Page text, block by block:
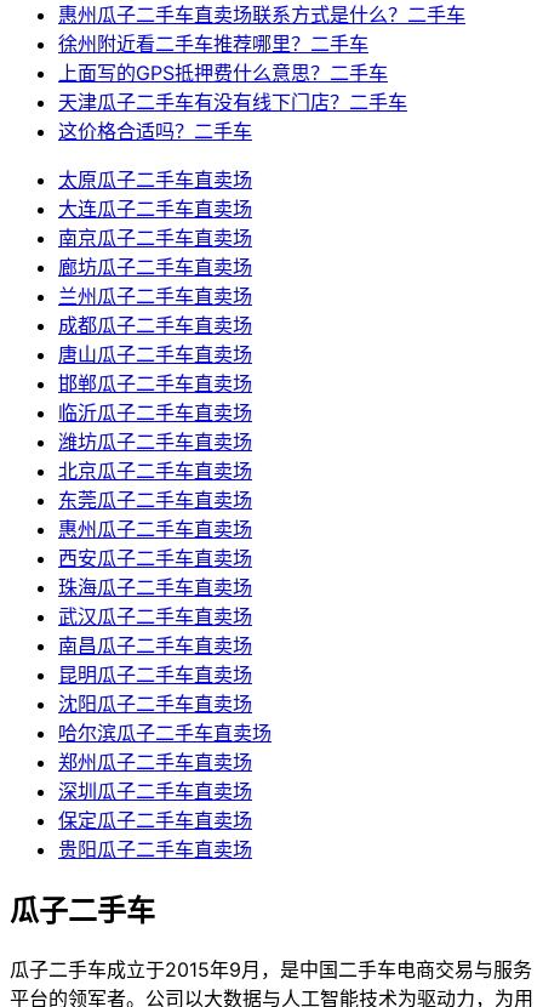
惠州瓜子二手车直卖场联系方式是什么？二手车
徐州附近看二手车推荐哪里？二手车
上面写的GPS抵押费什么意思？二手车
天津瓜子二手车有没有线下门店？二手车
这价格合适吗？二手车
太原瓜子二手车直卖场
大连瓜子二手车直卖场
南京瓜子二手车直卖场
廊坊瓜子二手车直卖场
兰州瓜子二手车直卖场
成都瓜子二手车直卖场
唐山瓜子二手车直卖场
邯郸瓜子二手车直卖场
临沂瓜子二手车直卖场
潍坊瓜子二手车直卖场
北京瓜子二手车直卖场
东莞瓜子二手车直卖场
惠州瓜子二手车直卖场
西安瓜子二手车直卖场
珠海瓜子二手车直卖场
武汉瓜子二手车直卖场
南昌瓜子二手车直卖场
昆明瓜子二手车直卖场
沈阳瓜子二手车直卖场
哈尔滨瓜子二手车直卖场
郑州瓜子二手车直卖场
深圳瓜子二手车直卖场
保定瓜子二手车直卖场
贵阳瓜子二手车直卖场
瓜子二手车
瓜子二手车成立于2015年9月，是中国二手车电商交易与服务
平台的领军者。公司以大数据与人工智能技术为驱动力，为用